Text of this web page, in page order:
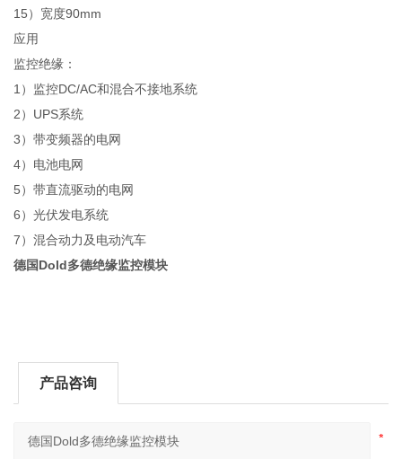
15）宽度90mm
应用
监控绝缘：
1）监控DC/AC和混合不接地系统
2）UPS系统
3）带变频器的电网
4）电池电网
5）带直流驱动的电网
6）光伏发电系统
7）混合动力及电动汽车
德国Dold多德绝缘监控模块
产品咨询